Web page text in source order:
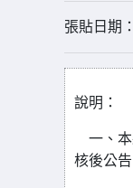
張貼日期
說明：
一、本
核後公告